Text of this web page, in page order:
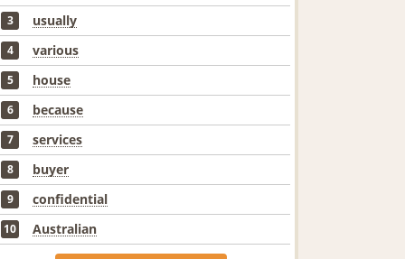
3 usually
4 various
5 house
6 because
7 services
8 buyer
9 confidential
10 Australian